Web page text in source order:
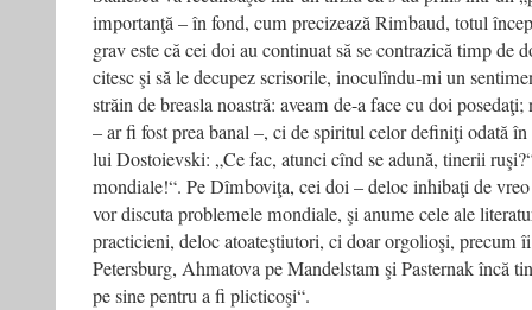
importanţă – în fond, cum precizează Rimbaud, totul
grav este că cei doi au continuat să se contrazică timp de
citesc şi să le decupez scrisorile, inoculîndu-mi un
străin de breasla noastră: aveam de-a face cu doi
– ar fi fost prea banal –, ci de spiritul celor definiţi odată
lui Dostoievski: „Ce fac, atunci cînd se adună, tinerii
mondiale!“. Pe Dîmboviţa, cei doi – deloc inhibaţi de
vor discuta problemele mondiale, şi anume cele ale
practicieni, deloc atoateştiutori, ci doar orgolioşi, precum
Petersburg, Ahmatova pe Mandelstam şi Pasternak încă
pe sine pentru a fi plicticoşi“.